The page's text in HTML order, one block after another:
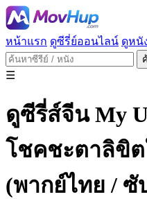
หน้าแรก ดูซีรี่ย์ออนไลน์ ดูหนั
☰
ดูซีรี่ส์จีน My
โชคชะตาลิขิ
(พากย์ไทย / ซั